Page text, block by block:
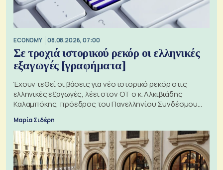
ECONOMY 08.08.2026, 07:00
Σε τροχιά ιστορικού ρεκόρ οι ελληνικές
εξαγωγές [γραφήματα]
Έχουν τεθεί οι βάσεις για νέο ιστορικό ρεκόρ στις
ελληνικές εξαγωγές, λέει στον ΟΤ ο κ. Αλκιβιάδης
Καλαμπόκης, πρόεδρος του Πανελληνίου Συνδέσμου
Εξαγωγέων
Μαρία Σιδέρη